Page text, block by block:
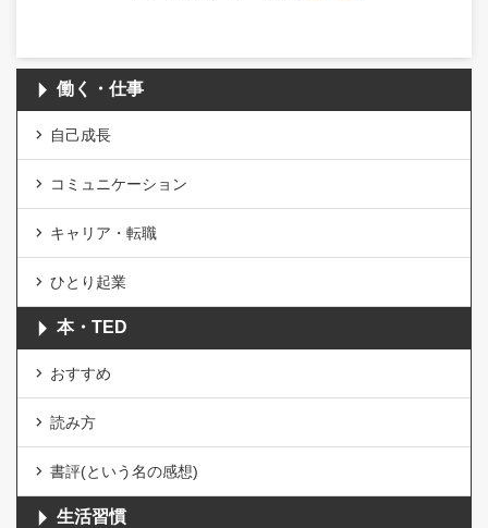
働く・仕事
自己成長
コミュニケーション
キャリア・転職
ひとり起業
本・TED
おすすめ
読み方
書評(という名の感想)
生活習慣